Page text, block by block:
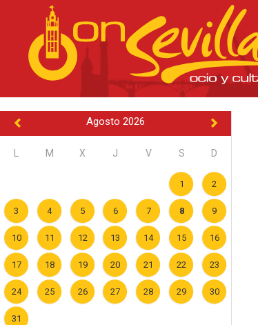
Agosto 2026
M X J V S D
1 2
3 4 5 6 7 8 9
10 11 12 13 14 15 16
17 18 19 20 21 22 23
24 25 26 27 28 29 30
31